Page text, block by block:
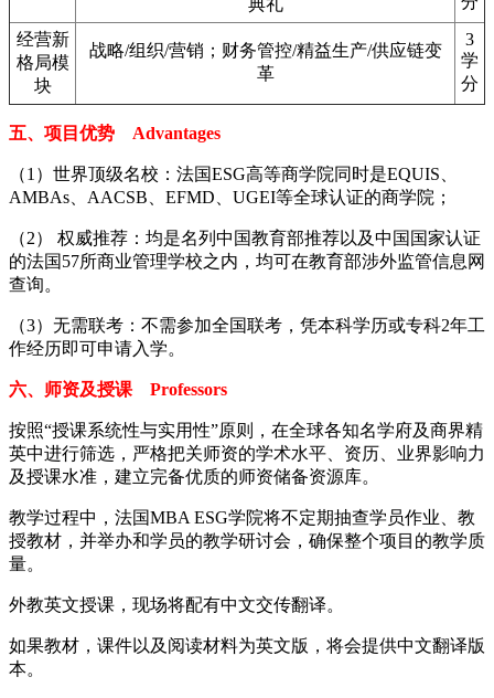
经营新
格局模
块
战略/组织/营销；财务管控/精益生产/供应链变
革
3
学
分
五、项目优势 Advantages
（1）世界顶级名校：法国ESG高等商学院同时是EQUIS、
AMBAs、AACSB、EFMD、UGEI等全球认证的商学院；
（2） 权威推荐：均是名列中国教育部推荐以及中国国家认证
的法国57所商业管理学校之内，均可在教育部涉外监管信息网
查询。
（3）无需联考：不需参加全国联考，凭本科学历或专科2年工
作经历即可申请入学。
六、师资及授课 Professors
按照“授课系统性与实用性”原则，在全球各知名学府及商界精
英中进行筛选，严格把关师资的学术水平、资历、业界影响力
及授课水准，建立完备优质的师资储备资源库。
教学过程中，法国MBA ESG学院将不定期抽查学员作业、教
授教材，并举办和学员的教学研讨会，确保整个项目的教学质
量。
外教英文授课，现场将配有中文交传翻译。
如果教材，课件以及阅读材料为英文版，将会提供中文翻译版
本。